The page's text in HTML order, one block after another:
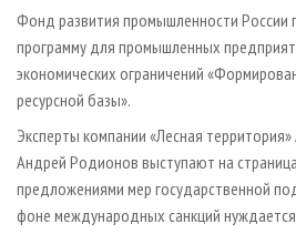
Фонд развития промышленности России
программу для промышленных
экономических ограничений
ресурсной базы».
Эксперты компании «Лесная
Андрей Родионов выступают на
предложениями мер государственной
фоне международных санкций